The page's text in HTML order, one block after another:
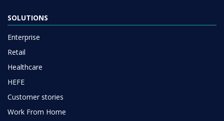
SOLUTIONS
Enterprise
Retail
Healthcare
HEFE
Customer stories
Work From Home